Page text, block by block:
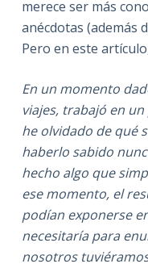
merece ser más
anécdotas (además
Pero en este
En un momento
viajes, trabajó en
he olvidado de qué
haberlo sabido
hecho algo que
ese momento, el
podían exponerse
necesitaría para
nosotros